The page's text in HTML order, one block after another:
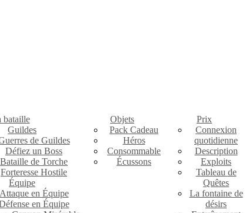
bataille
Guildes
de Guildes
Défiez un Boss
Bataille de Torche
Forteresse Hostile
Équipe
Attaque en Équipe
en Équipe
Objets
Pack Cadeau
Héros
Consommable
Écussons
Prix
Connexion
quotidienne
Description
Exploits
Tableau de
Quêtes
La fontaine de
désirs